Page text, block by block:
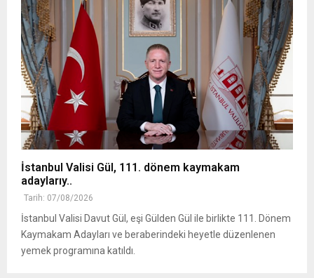
İstanbul Valisi Gül, 111. dönem kaymakam
adaylarıy..
Tarih: 07/08/2026
İstanbul Valisi Davut Gül, eşi Gülden Gül ile birlikte 111. Dönem
Kaymakam Adayları ve beraberindeki heyetle düzenlenen
yemek programına katıldı.